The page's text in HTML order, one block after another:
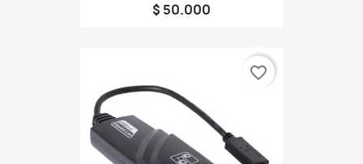
$ 50.000
favorite_border